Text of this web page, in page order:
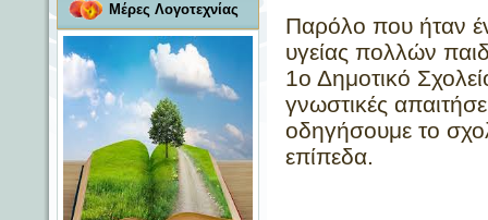
Μέρες Λογοτεχνίας
Παρόλο που ήταν
υγείας πολλών
1ο Δημοτικό
γνωστικές
οδηγήσουμε το
επίπεδα.